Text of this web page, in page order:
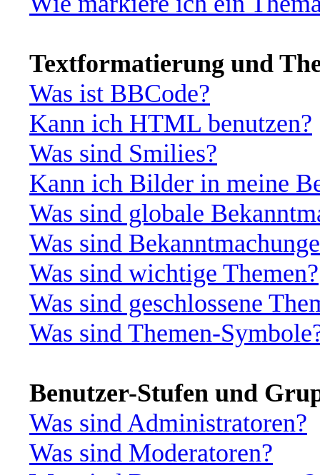
Textformatierung und
Was ist BBCode?
Kann ich HTML benutzen?
Was sind Smilies?
Kann ich Bilder in meine
Was sind globale
Was sind
Was sind wichtige Themen?
Was sind geschlossene
Was sind Themen-
Benutzer-Stufen und
Was sind Administratoren?
Was sind Moderatoren?